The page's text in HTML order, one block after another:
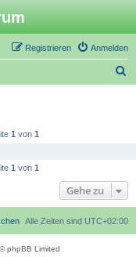
Anmelden
Registrieren
1 von 1
1 von 1
Gehe zu
Alle Zeiten sind UTC+02:00
phpBB Limited